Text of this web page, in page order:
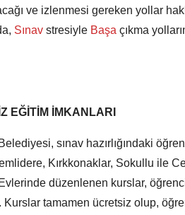
ve izlenmesi gereken yollar
Sınav stresiyle Başa çıkma
EĞİTİM İMKANLARI
sınav hazırlığındaki
Kırkkonaklar, Sokullu ile
düzenlenen kurslar,
Kurslar tamamen ücretsiz olup,